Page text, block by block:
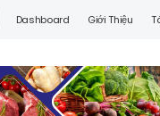
Dashboard Giới Thiệu